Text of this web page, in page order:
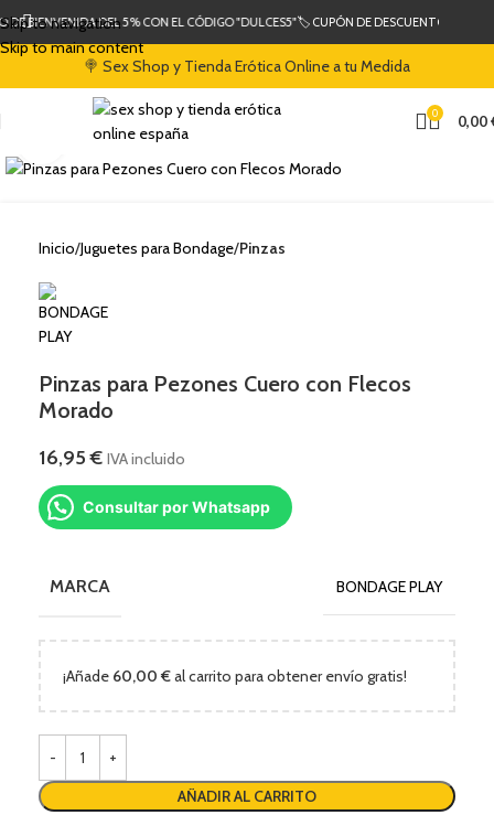
Skip to navigation
Skip to main content
🍭 Sex Shop y Tienda Erótica Online a tu Medida
0 0,00
Clic para ampliar
Inicio Juguetes para Bondage Pinzas
Pinzas para Pezones Cuero con Flecos
Morado
16,95€ IVA incluido
Consultar por Whatsapp
MARCA BONDAGE PLAY
¡Añade 60,00 €al carrito para obtener envío gratis!
AÑADIR AL CARRITO
BIENVENIDA DEL 5% CON EL CÓDIGO "DULCES5"🏷️ CUPÓN DE DESCUENTO DE